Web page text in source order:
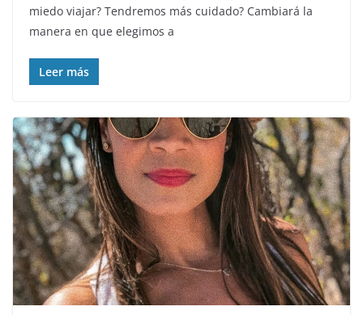
miedo viajar? Tendremos más cuidado? Cambiará la
manera en que elegimos a
Leer más